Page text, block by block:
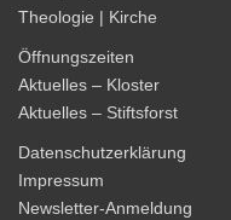
Theologie | Kirche
Öffnungszeiten
Aktuelles – Kloster
Aktuelles – Stiftsforst
Datenschutzerklärung
Impressum
Newsletter-Anmeldung